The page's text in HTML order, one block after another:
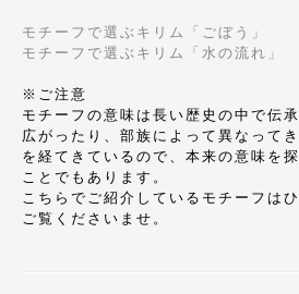
モチーフで選ぶキリム「ごぼう」
モチーフで選ぶキリム「水の流れ」
※ご注意
モチーフの意味は長い歴史の中で伝
広がったり、部族によって異なって
を経てきているので、本来の意味を
ことでもあります。
こちらでご紹介しているモチーフは
ご覧くださいませ。